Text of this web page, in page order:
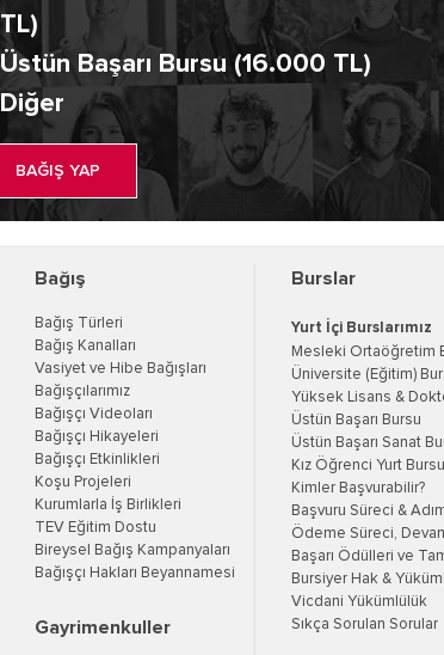
TL)
Üstün Başarı Bursu (16.000 TL)
Diğer
BAĞIŞ YAP
Bağış
Bağış Türleri
Bağış Kanalları
Vasiyet ve Hibe Bağışları
Bağışçılarımız
Bağışçı Videoları
Bağışçı Hikayeleri
Bağışçı Etkinlikleri
Koşu Projeleri
Kurumlarla İş Birlikleri
TEV Eğitim Dostu
Bireysel Bağış Kampanyaları
Bağışçı Hakları Beyannamesi
Gayrimenkuller
Burslar
Yurt İçi Burslarımız
Mesleki Ortaöğretim
Üniversite (Eğitim)
Yüksek Lisans &
Üstün Başarı Bursu
Üstün Başarı Sanat
Kız Öğrenci Yurt Bursu
Kimler Başvurabilir?
Başvuru Süreci &
Ödeme Süreci,
Başarı Ödülleri ve
Bursiyer Hak &
Vicdani Yükümlülük
Sıkça Sorulan Sorular